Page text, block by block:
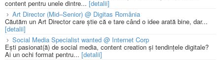
content pentru unele dintre... [detalii]
Art Director (Mid–Senior) @ Digitas România
Căutăm un Art Director care știe că e tare când o idee arată bine, dar...
[detalii]
Social Media Specialist wanted @ Internet Corp
Ești pasionat(ă) de social media, content creation și tendințele digitale?
Ai un ochi format pentru... [detalii]